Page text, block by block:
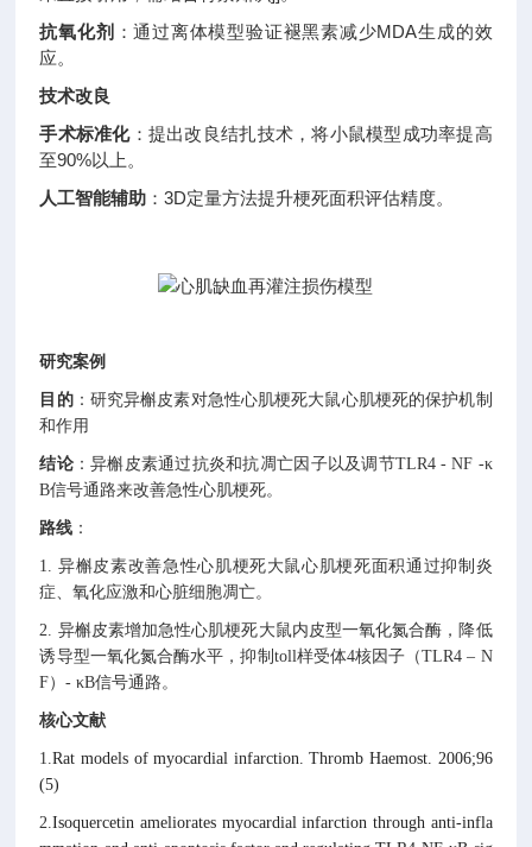
抗氧化剂 ：通过离体模型验证褪黑素减少MDA生成的效
应。
技术改良
手术标准化： 提出改良结扎技术，将小鼠模型成功率提高
至90%以上。
人工智能辅助 ：3D定量方法提升梗死面积评估精度。
研究案例
目的：研究异槲皮素对急性心肌梗死大鼠心肌梗死的保护机制
和作用
结论：异槲皮素通过抗炎和抗凋亡因子以及调节TLR4 - NF -κ
B信号通路来改善急性心肌梗死。
路线 ：
1.异槲皮素改善急性心肌梗死大鼠心肌梗死面积通过抑制炎
症、氧化应激和心脏细胞凋亡。
2. 异槲皮素增加急性心肌梗死大鼠内皮型一氧化氮合酶，降低
诱导型一氧化氮合酶水平，抑制 toll样受体4核因子 （TLR4 – N
F）- κB信号通路。
核心文献
1.Rat models of myocardial infarction. Thromb Haemost. 2006;96
(5)
2.Isoquercetin ameliorates myocardial infarction through anti-infla